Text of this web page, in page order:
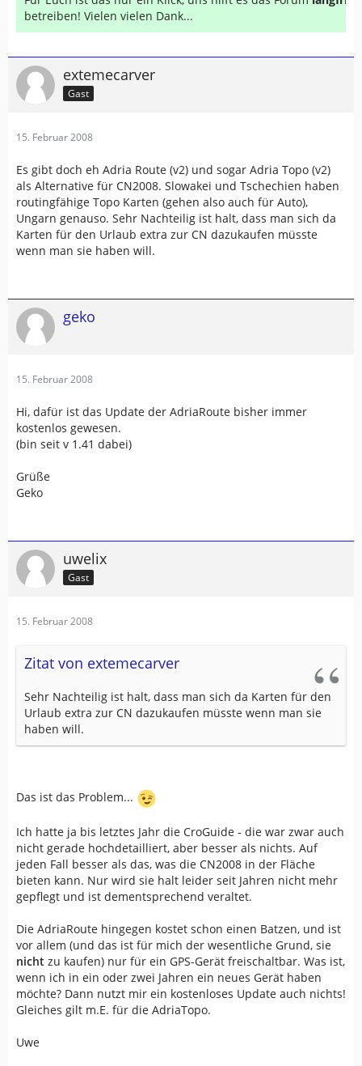
betreiben! Vielen vielen Dank...
extemecarver
Gast
15. Februar 2008
Es gibt doch eh Adria Route (v2) und sogar Adria Topo (v2)
als Alternative für CN2008. Slowakei und Tschechien haben
routingfähige Topo Karten (gehen also auch für Auto),
Ungarn genauso. Sehr Nachteilig ist halt, dass man sich da
Karten für den Urlaub extra zur CN dazukaufen müsste
wenn man sie haben will.
geko
15. Februar 2008
Hi, dafür ist das Update der AdriaRoute bisher immer
kostenlos gewesen.
(bin seit v 1.41 dabei)
Grüße
Geko
uwelix
Gast
15. Februar 2008
Zitat von extemecarver
Sehr Nachteilig ist halt, dass man sich da Karten für den
Urlaub extra zur CN dazukaufen müsste wenn man sie
haben will.
Das ist das Problem...
Ich hatte ja bis letztes Jahr die CroGuide - die war zwar auch
nicht gerade hochdetailliert, aber besser als nichts. Auf
jeden Fall besser als das, was die CN2008 in der Fläche
bieten kann. Nur wird sie halt leider seit Jahren nicht mehr
gepflegt und ist dementsprechend veraltet.
Die AdriaRoute hingegen kostet schon einen Batzen, und ist
vor allem (und das ist für mich der wesentliche Grund, sie
nicht zu kaufen) nur für ein GPS-Gerät freischaltbar. Was ist,
wenn ich in ein oder zwei Jahren ein neues Gerät haben
möchte? Dann nutzt mir ein kostenloses Update auch nichts!
Gleiches gilt m.E. für die AdriaTopo.
Uwe